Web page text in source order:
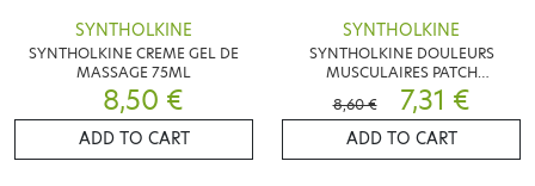
SYNTHOLKINE
SYNTHOLKINE CREME GEL DE
MASSAGE 75ML
8,50 €
ADD TO CART
SYNTHOLKINE
SYNTHOLKINE DOULEURS
MUSCULAIRES PATCH
CHAUFFANT 2 PATCHS
8,60 € 7,31 €
ADD TO CART